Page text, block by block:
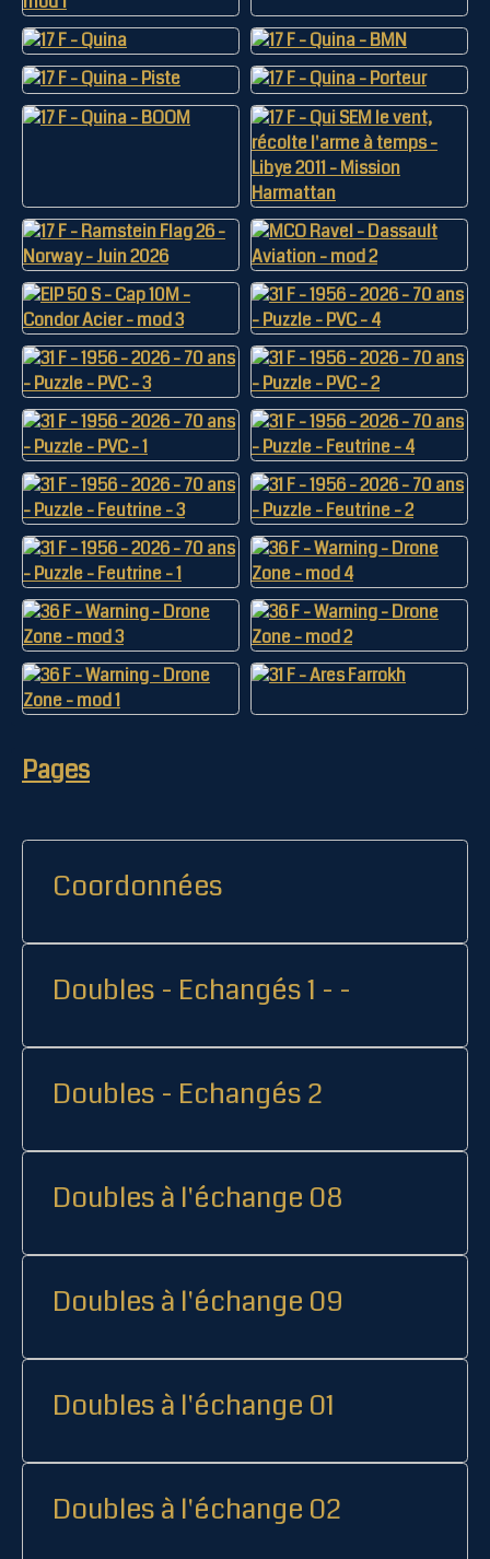
Pages
Coordonnées
Doubles - Echangés 1 - -
Doubles - Echangés 2
Doubles à l'échange 08
Doubles à l'échange 09
Doubles à l'échange 01
Doubles à l'échange 02